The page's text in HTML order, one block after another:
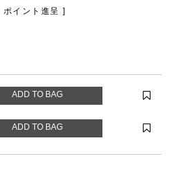
ポイント進呈 ]